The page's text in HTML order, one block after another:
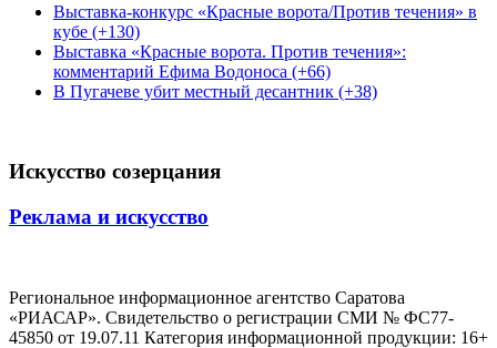
Выставка-конкурс «Красные ворота/Против течения» в
кубе (+130)
Выставка «Красные ворота. Против течения»:
комментарий Ефима Водоноса (+66)
В Пугачеве убит местный десантник (+38)
Искусство созерцания
Реклама и искусство
Региональное информационное агентство Саратова
«РИАСАР». Свидетельство о регистрации СМИ № ФС77-
45850 от 19.07.11 Категория информационной продукции: 16+